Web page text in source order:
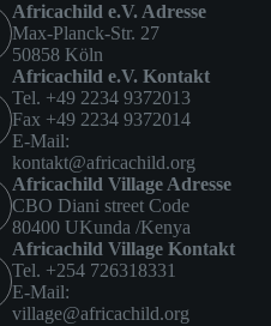
Africachild e.V. Adresse
Max-Planck-Str. 27
50858 Köln
Africachild e.V. Kontakt
Tel. +49 2234 9372013
Fax +49 2234 9372014
E-Mail:
kontakt@africachild.org
Africachild Village Adresse
CBO Diani street Code
80400 UKunda /Kenya
Africachild Village Kontakt
Tel. +254 726318331
E-Mail:
village@africachild.org